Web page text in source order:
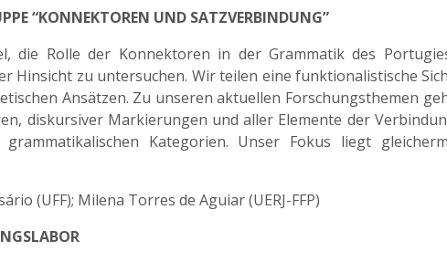
“KONNEKTOREN UND SATZVERBINDUNG”
die Rolle der Konnektoren in der Grammatik des
Hinsicht zu untersuchen. Wir teilen eine funktionalistische
Ansätzen. Zu unseren aktuellen Forschungsthemen
diskursiver Markierungen und aller Elemente der
Kategorien. Unser Fokus liegt
(UFF); Milena Torres de Aguiar (UERJ-FFP)